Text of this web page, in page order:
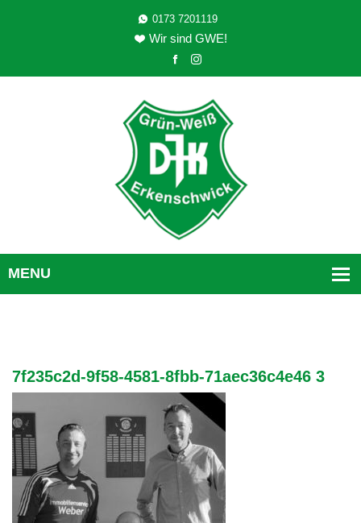
0173 7201119
Wir sind GWE!
7f235c2d-9f58-4581-8fbb-71aec36c4e46 3